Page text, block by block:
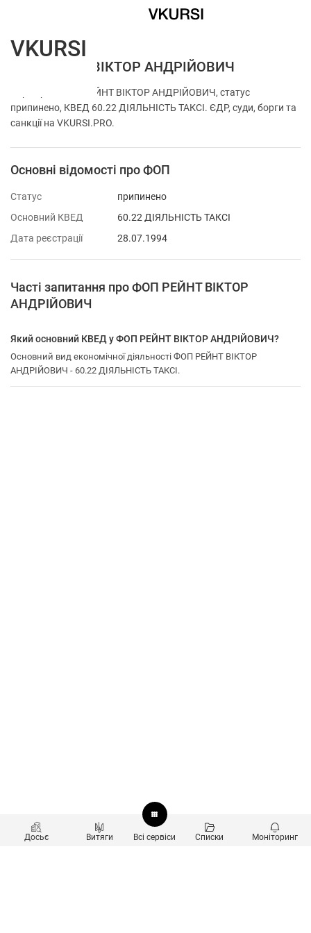
ФОП РЕЙНТ ВІКТОР АНДРІЙОВИЧ
Перевірка ФОП РЕЙНТ ВІКТОР АНДРІЙОВИЧ, статус
припинено, КВЕД 60.22 ДІЯЛЬНІСТЬ ТАКСІ. ЄДР, суди, борги та
санкції на VKURSI.PRO.
Основні відомості про ФОП
Статус
припинено
Основний КВЕД
60.22 ДІЯЛЬНІСТЬ ТАКСІ
Дата реєстрації
28.07.1994
Часті запитання про ФОП РЕЙНТ ВІКТОР
АНДРІЙОВИЧ
Який основний КВЕД у ФОП РЕЙНТ ВІКТОР АНДРІЙОВИЧ?
Основний вид економічної діяльності ФОП РЕЙНТ ВІКТОР
АНДРІЙОВИЧ - 60.22 ДІЯЛЬНІСТЬ ТАКСІ.
Досьє Витяги Всі сервіси Списки Моніторинг
VKURSI